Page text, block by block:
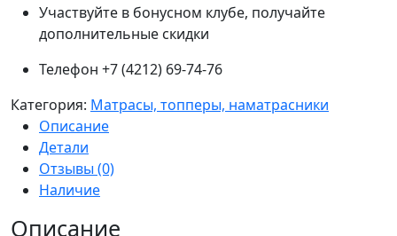
Участвуйте в бонусном клубе, получайте
дополнительные скидки
Телефон +7 (4212) 69-74-76
Категория: Матрасы, топперы, наматрасники
Описание
Детали
Отзывы (0)
Наличие
Описание